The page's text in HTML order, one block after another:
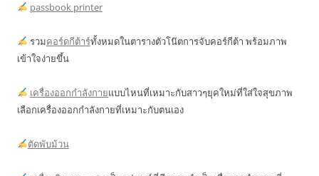
passbook printer
รวมคอร์ดกีต้าร์ทั้งหมดในตารางตัวโน๊ตการจับคอร์กีต้า พร้อมภาพ
เข้าใจง่ายขึ้น
เครื่องออกกำลังกายแบบไหนที่เหมาะกับสาวๆยุคใหม่ที่ใส่ใจสุขภาพ
เลือกเครื่องออกกำลังกายที่เหมาะกับตนเอง
ตัดพับม้วน